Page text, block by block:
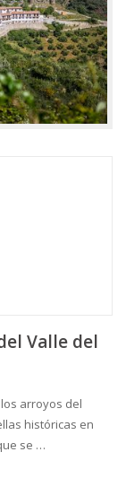
Valle del
arroyos del
históricas en
se …